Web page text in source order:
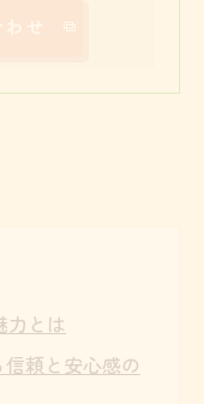
力とは
頼と安心感の